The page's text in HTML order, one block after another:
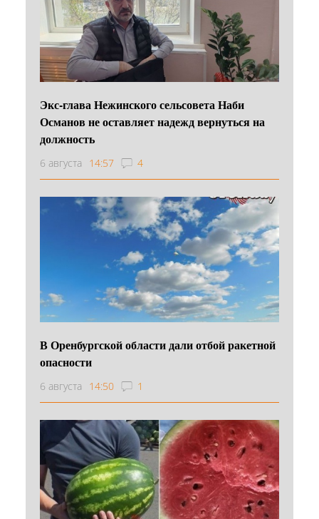
Экс-глава Нежинского сельсовета Наби
Османов не оставляет надежд вернуться на
должность
6 августа 14:57 4
В Оренбургской области дали отбой ракетной
опасности
6 августа 14:50 1